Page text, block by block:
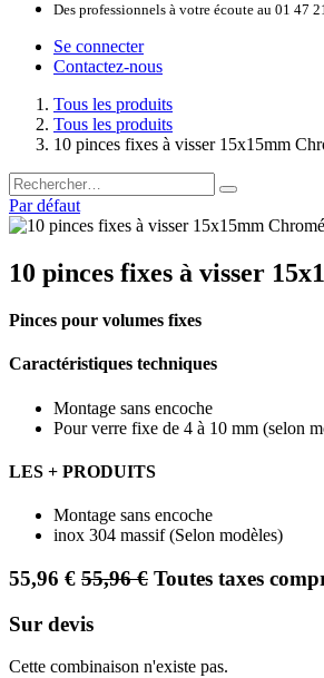
Des professionnels à votre écoute au 01 47
Se connecter
Contactez-nous
Tous les produits
Tous les produits
10 pinces fixes à visser 15x15mm
Par défaut
10 pinces fixes à visser
Pinces pour volumes fixes
Caractéristiques techniques
Montage sans encoche
Pour verre fixe de 4 à 10 mm (selon
LES + PRODUITS
Montage sans encoche
inox 304 massif (Selon modèles)
55,96 € 55,96€ Toutes taxes
Sur devis
Cette combinaison n'existe pas.